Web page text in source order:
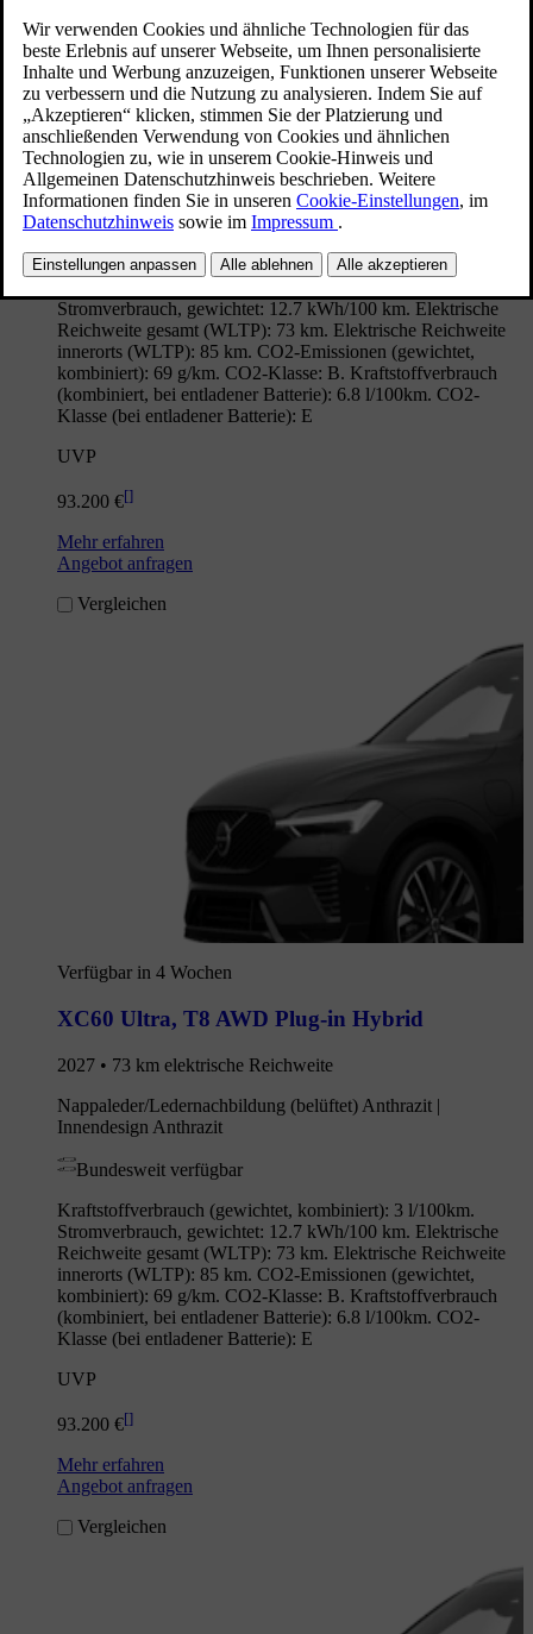
Verfügbar in 4 Wochen
XC60 Ultra,T8 AWD Plug-in Hybrid
2027 • 73 km elektrische Reichweite
Nappaleder/Ledernachbildung (belüftet) Anthrazit |
Innendesign Anthrazit
Stromverbrauch, gewichtet: 12.7 kWh/100 km. Elektrische
Reichweite gesamt (WLTP): 73 km. Elektrische Reichweite
innerorts (WLTP): 85 km. CO2-Emissionen (gewichtet,
kombiniert): 69 g/km. CO2-Klasse: B. Kraftstoffverbrauch
(kombiniert, bei entladener Batterie): 6.8 l/100km. CO2-
Klasse (bei entladener Batterie): E
UVP
93.200 €[]
Mehr erfahren
Angebot anfragen
Vergleichen
Verfügbar in 4 Wochen
XC60 Ultra, T8 AWD Plug-in Hybrid
2027 • 73 km elektrische Reichweite
Nappaleder/Ledernachbildung (belüftet) Anthrazit |
Innendesign Anthrazit
Bundesweit verfügbar
Kraftstoffverbrauch (gewichtet, kombiniert): 3 l/100km.
Stromverbrauch, gewichtet: 12.7 kWh/100 km. Elektrische
Reichweite gesamt (WLTP): 73 km. Elektrische Reichweite
innerorts (WLTP): 85 km. CO2-Emissionen (gewichtet,
kombiniert): 69 g/km. CO2-Klasse: B. Kraftstoffverbrauch
(kombiniert, bei entladener Batterie): 6.8 l/100km. CO2-
Klasse (bei entladener Batterie): E
UVP
93.200 €[]
Mehr erfahren
Angebot anfragen
Vergleichen